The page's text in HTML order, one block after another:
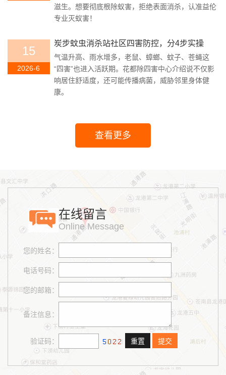
滋生。想要彻底根除蚁害，拒绝表面消杀，认准益伦
专业灭蚁害！
15
2026-6
炭步蚊虫消杀站社区四害防控，分4步实操
气温升高、雨水增多，老鼠、蟑螂、蚊子、苍蝇这
“四害”也进入活跃期。花都除四害中心介绍说不仅影
响居住舒适度，还可能传播病菌，威胁邻里身体健
康。
查看更多
在线留言
Online Message
您的姓名：
电话号码：
您的邮箱：
备注信息：
验证码：